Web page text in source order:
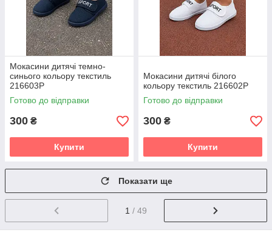
Мокасини дитячі темно-
синього кольору текстиль
216603P
Готово до відправки
300 ₴
Купити
Мокасини дитячі білого
кольору текстиль 216602P
Готово до відправки
300 ₴
Купити
Показати ще
1 / 49